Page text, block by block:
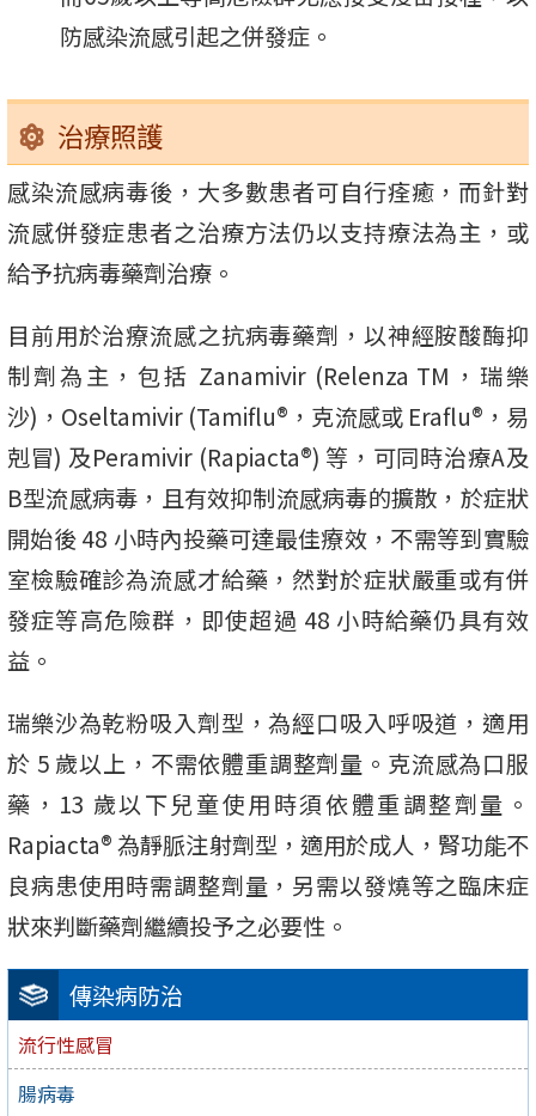
傳染病防治
流行性感冒
腸病毒
防感染流感引起之併發症。
治療照護
感染流感病毒後，大多數患者可自行痊癒，而針對
流感併發症患者之治療方法仍以支持療法為主，或
給予抗病毒藥劑治療。
目前用於治療流感之抗病毒藥劑，以神經胺酸酶抑
制劑為主，包括 Zanamivir (Relenza TM，瑞樂
沙)，Oseltamivir (Tamiflu®，克流感或 Eraflu®，易
剋冒) 及Peramivir (Rapiacta®) 等，可同時治療A及
B型流感病毒，且有效抑制流感病毒的擴散，於症狀
開始後 48 小時內投藥可達最佳療效，不需等到實驗
室檢驗確診為流感才給藥，然對於症狀嚴重或有併
發症等高危險群，即使超過 48 小時給藥仍具有效
益。
瑞樂沙為乾粉吸入劑型，為經口吸入呼吸道，適用
於 5 歲以上，不需依體重調整劑量。克流感為口服
藥，13 歲以下兒童使用時須依體重調整劑量。
Rapiacta® 為靜脈注射劑型，適用於成人，腎功能不
良病患使用時需調整劑量，另需以發燒等之臨床症
狀來判斷藥劑繼續投予之必要性。